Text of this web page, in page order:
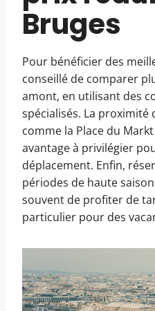
Bruges
Pour bénéficier des
conseillé de comparer
amont, en utilisant des
spécialisés. La proximité
comme la Place du
avantage à privilégier
déplacement. Enfin,
périodes de haute
souvent de profiter de
particulier pour des